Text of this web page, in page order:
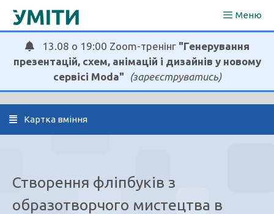
Перейти
Меню
13.08 о 19:00 Zoom-тренінг "Генерування
презентацій, схем, анімацій і дизайнів у новому
сервісі Moda"
(зареєструватись)
Картка вміння
Створення фліпбуків з
образотворчого мистецтва в